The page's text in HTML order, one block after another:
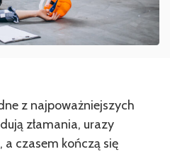
z najpoważniejszych
złamania, urazy
a czasem kończą się